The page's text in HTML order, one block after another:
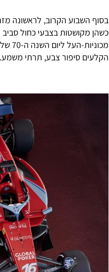
כשהן מקושטות בצבעי כחול
הקלעים סיפור צבע, תרתי משמע.